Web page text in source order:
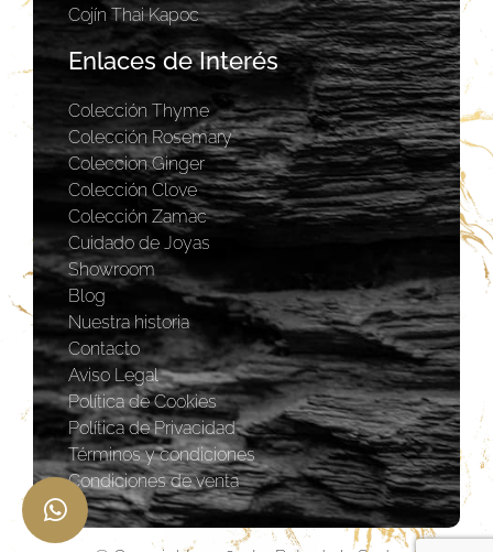
Cojín Thai Kapoc
Enlaces de Interés
Colección Thyme
Colección Rosemary
Coleccion Ginger
Colección Clove
Colección Zamac
Cuidado de Joyas
Showroom
Blog
Nuestra historia
Contacto
Aviso Legal
Política de Cookies
Política de Privacidad
Términos y condiciones
Condiciones de venta